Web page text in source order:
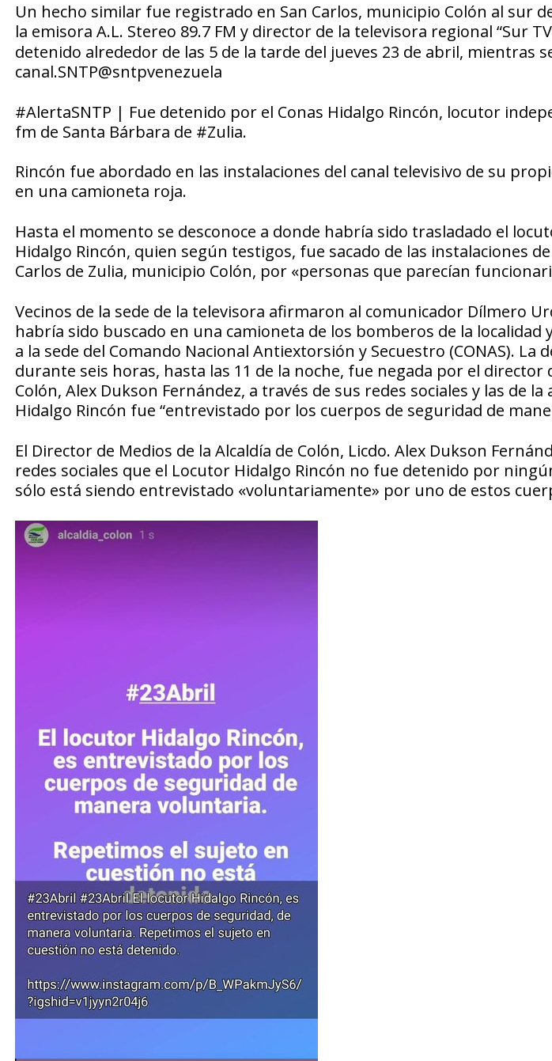
Un hecho similar fue registrado en San Carlos, municipio Colón al sur
la emisora A.L. Stereo 89.7 FM y director de la televisora regional “Sur TV
detenido alrededor de las 5 de la tarde del jueves 23 de abril, mientras
canal.SNTP@sntpvenezuela
#AlertaSNTP | Fue detenido por el Conas Hidalgo Rincón, locutor
fm de Santa Bárbara de #Zulia.
Rincón fue abordado en las instalaciones del canal televisivo de su
en una camioneta roja.
Hasta el momento se desconoce a donde habría sido trasladado el
Hidalgo Rincón, quien según testigos, fue sacado de las instalaciones de
Carlos de Zulia, municipio Colón, por «personas que parecían
Vecinos de la sede de la televisora afirmaron al comunicador Dílmero
habría sido buscado en una camioneta de los bomberos de la
a la sede del Comando Nacional Antiextorsión y Secuestro (CONAS). La
durante seis horas, hasta las 11 de la noche, fue negada por el director
Colón, Alex Dukson Fernández, a través de sus redes sociales y las de
Hidalgo Rincón fue “entrevistado por los cuerpos de seguridad de
El Director de Medios de la Alcaldía de Colón, Licdo. Alex Dukson
redes sociales que el Locutor Hidalgo Rincón no fue detenido por
sólo está siendo entrevistado «voluntariamente» por uno de estos